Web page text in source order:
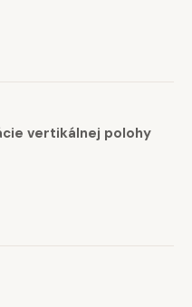
vertikálnej polohy